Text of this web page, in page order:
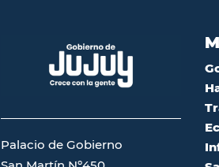
Palacio de Gobierno